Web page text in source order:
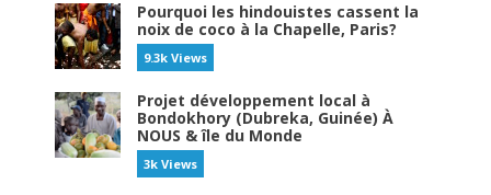
Pourquoi les hindouistes cassent la
noix de coco à la Chapelle, Paris?
9.3k Views
Projet développement local à
Bondokhory (Dubreka, Guinée) À
NOUS & île du Monde
3k Views